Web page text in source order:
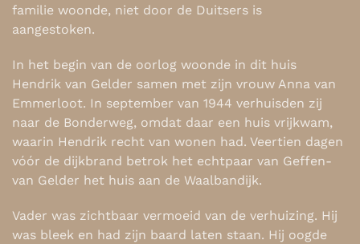
familie woonde, niet door de Duitsers is
aangestoken.
In het begin van de oorlog woonde in dit huis
Hendrik van Gelder samen met zijn vrouw Anna van
Emmerloot. In september van 1944 verhuisden zij
naar de Bonderweg, omdat daar een huis vrijkwam,
waarin Hendrik recht van wonen had. Veertien dagen
vóór de dijkbrand betrok het echtpaar van Geffen-
van Gelder het huis aan de Waalbandijk.
Vader was zichtbaar vermoeid van de verhuizing. Hij
was bleek en had zijn baard laten staan. Hij oogde